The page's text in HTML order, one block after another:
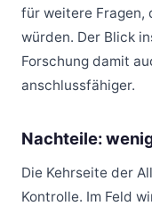
für weitere Fragen,
würden. Der Blick
Forschung damit
anschlussfähiger.
Nachteile:
Die Kehrseite der
Kontrolle. Im Feld